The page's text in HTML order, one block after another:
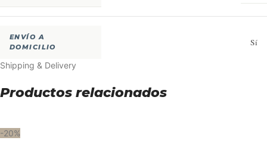
ENVÍO A
DOMICILIO
Sí
Shipping & Delivery
Productos relacionados
-20%